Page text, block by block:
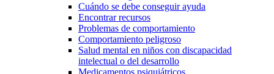
Cuándo se debe conseguir ayuda
Encontrar recursos
Problemas de comportamiento
Comportamiento peligroso
Salud mental en niños con discapacidad
intelectual o del desarrollo
Medicamentos psiquiátricos